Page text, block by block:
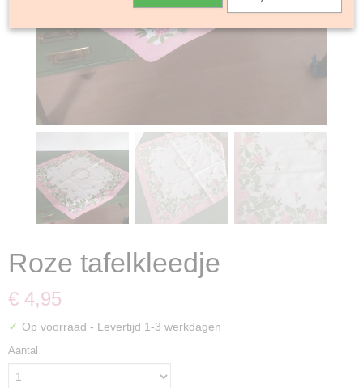
Roze tafelkleedje
€ 4,95
✓ Op voorraad - Levertijd 1-3 werkdagen
Aantal